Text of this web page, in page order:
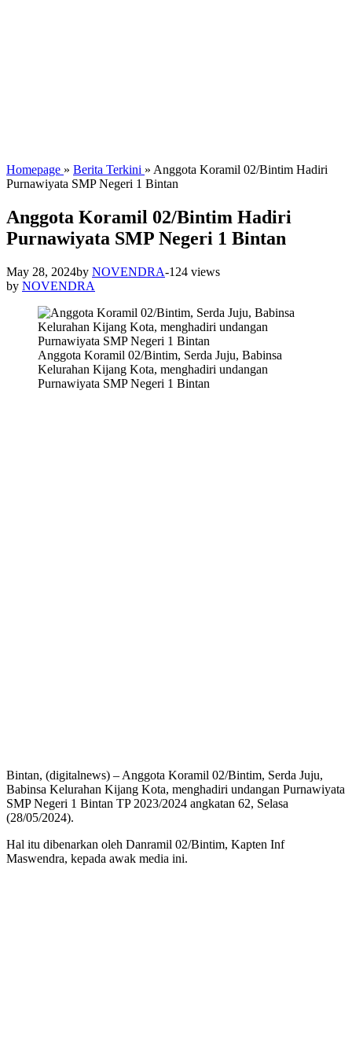
Homepage » Berita Terkini » Anggota Koramil 02/Bintim Hadiri
Purnawiyata SMP Negeri 1 Bintan
Anggota Koramil 02/Bintim Hadiri
Purnawiyata SMP Negeri 1 Bintan
May 28, 2024by NOVENDRA-124 views
by NOVENDRA
Anggota Koramil 02/Bintim, Serda Juju, Babinsa
Kelurahan Kijang Kota, menghadiri undangan
Purnawiyata SMP Negeri 1 Bintan
Bintan, (digitalnews) – Anggota Koramil 02/Bintim, Serda Juju,
Babinsa Kelurahan Kijang Kota, menghadiri undangan Purnawiyata
SMP Negeri 1 Bintan TP 2023/2024 angkatan 62, Selasa
(28/05/2024).
Hal itu dibenarkan oleh Danramil 02/Bintim, Kapten Inf
Maswendra, kepada awak media ini.